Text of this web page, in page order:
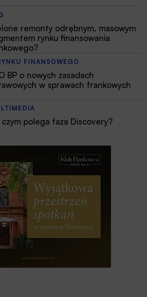
remonty odrębnym, masowym
rynku finansowania
FINANSOWEGO
BP o nowych zasadach
w sprawach frankowych
czym polega faza Discovery?